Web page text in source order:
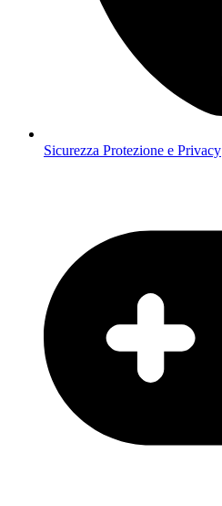
Sicurezza Protezione e Privacy